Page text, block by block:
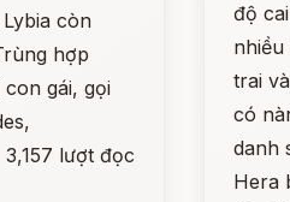
còn
hợp
gái, gọi
3,157 lượt đọc
độ
trai
có
danh
Hera